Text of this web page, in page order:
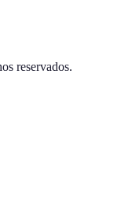
reservados.